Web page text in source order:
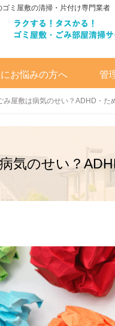
ミ屋敷の清掃・片付け専門業者
お悩みの方へ 管
み屋敷は病気のせい？ADHD・た
気のせい？